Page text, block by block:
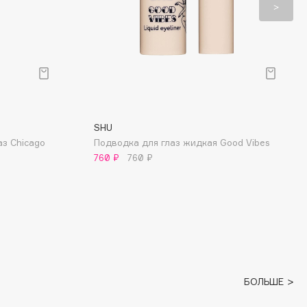
Chicago
SHU
Подводка для глаз жидкая Good Vibes
760 ₽
760 ₽
БОЛЬШЕ